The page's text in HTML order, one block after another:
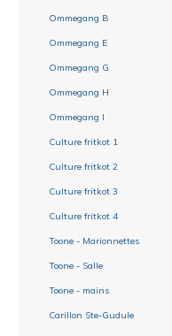
Ommegang B
Ommegang E
Ommegang G
Ommegang H
Ommegang I
Culture fritkot 1
Culture fritkot 2
Culture fritkot 3
Culture fritkot 4
Toone - Marionnettes
Toone - Salle
Toone - mains
Carillon Ste-Gudule